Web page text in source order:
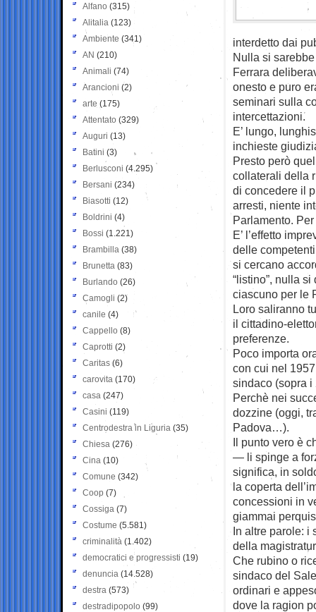
interdetto dai
Nulla si
Ferrara
onesto e puro
seminari sulla
intercettazioni.
E’ lungo,
inchieste
Presto però
collaterali della
di concedere il
arresti, niente
Parlamento.
E’ l’effetto
delle
si cercano
“listino”, nulla
ciascuno per le
Loro saliranno
il cittadino-
preferenze.
Poco importa
con cui nel
sindaco (sopra i
Perchè nei
dozzine (oggi,
Padova…).
Il punto vero è
— li spinge a
significa, in
la coperta
concessioni in
giammai
In altre parole: i
della
Che rubino o
sindaco del
ordinari e
dove la ragion
Alfano (315)
Alitalia (123)
Ambiente (341)
AN (210)
Animali (74)
Arancioni (2)
arte (175)
Attentato (329)
Auguri (13)
Batini (3)
Berlusconi (4.295)
Bersani (234)
Biasotti (12)
Boldrini (4)
Bossi (1.221)
Brambilla (38)
Brunetta (83)
Burlando (26)
Camogli (2)
canile (4)
Cappello (8)
Caprotti (2)
Caritas (6)
carovita (170)
casa (247)
Casini (119)
Centrodestra in Liguria (35)
Chiesa (276)
Cina (10)
Comune (342)
Coop (7)
Cossiga (7)
Costume (5.581)
criminalità (1.402)
democratici e progressisti (19)
denuncia (14.528)
destra (573)
destradipopolo (99)